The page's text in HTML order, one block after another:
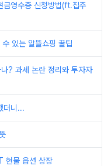
금영수증 신청방법(ft.집주
있는 알뜰쇼핑 꿀팁
? 과세 논란 정리와 투자자
더니...
현물 옵션 상장